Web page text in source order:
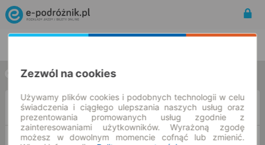
w jedną stronę w obie strony
Z
DO
Zezwól na cookies
Używamy plików cookies i podobnych technologii w celu
świadczenia i ciągłego ulepszania naszych usług oraz
prezentowania promowanych usług zgodnie z
zainteresowaniami użytkowników. Wyrażoną zgodę
możesz w dowolnym momencie cofnąć lub zmienić.